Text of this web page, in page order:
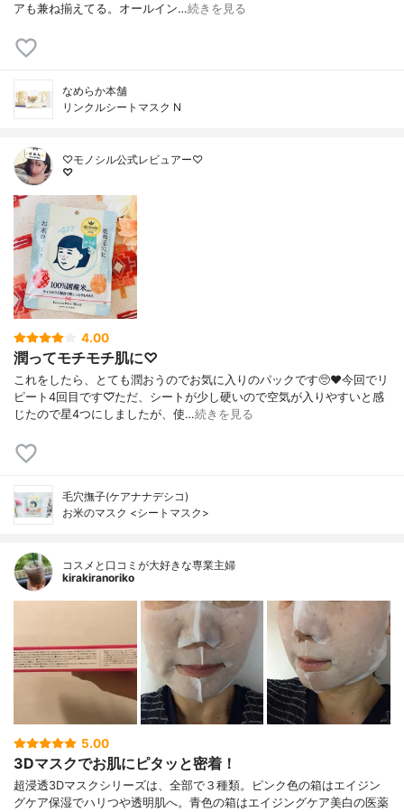
アも兼ね揃えてる。オールイン…続きを見る
なめらか本舗
リンクルシートマスク N
♡モノシル公式レビュアー♡
♡
4.00
潤ってモチモチ肌に♡
これをしたら、とても潤おうのでお気に入りのパックです🥺❤今回でリ
ピート4回目です♡⃛ただ、シートが少し硬いので空気が入りやすいと感
じたので星4つにしましたが、使…続きを見る
毛穴撫子(ケアナナデシコ)
お米のマスク <シートマスク>
コスメと口コミが大好きな専業主婦
kirakiranoriko
5.00
3Dマスクでお肌にピタッと密着！
超浸透3Dマスクシリーズは、全部で３種類。ピンク色の箱はエイジン
グケア保湿でハリつや透明肌へ。青色の箱はエイジングケア美白の医薬